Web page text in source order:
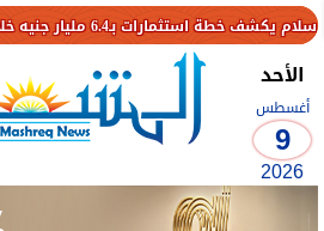
جنيه خلال 2026
الأحد
أغسطس
9
2026